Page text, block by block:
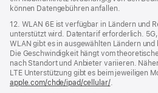
können Datengebühren anfallen.
12. WLAN 6E ist verfügbar in Ländern und
unterstützt wird. Datentarif erforderlich.
WLAN gibt es in ausgewählten Ländern
Die Geschwindigkeit hängt vom
nach Standort und Anbieter variieren.
LTE Unterstützung gibt es beim jeweiligen
apple.com/chde/ipad/cellular/.